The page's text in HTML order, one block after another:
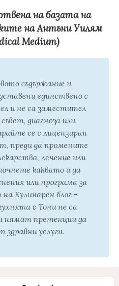
на базата на
на Антъни Уилям
Medium)
съдържание и
единствено с
и не са заместител
диагноза или
се с лицензиран
преди да промените
лечение или
каквато и да
или програма за
на Кулинарен блог -
с Тони не са
нямат претенции да
здравни услуги.